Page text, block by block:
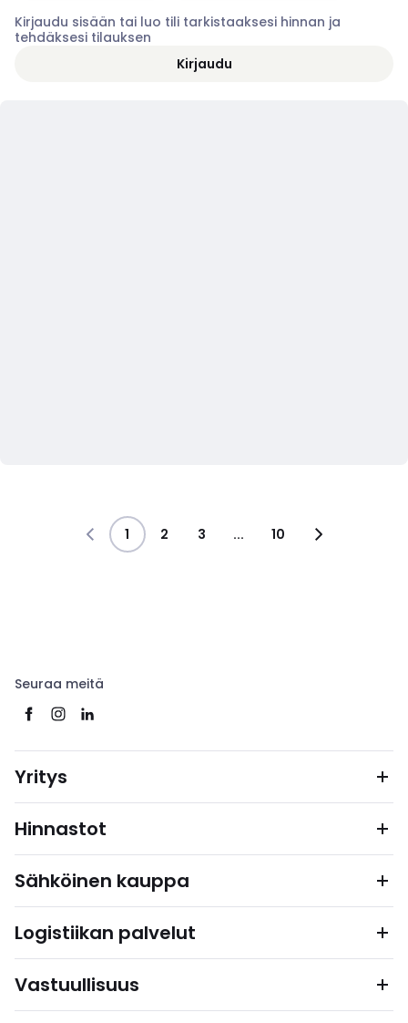
Kirjaudu sisään tai luo tili tarkistaaksesi hinnan ja
tehdäksesi tilauksen
Kirjaudu
1 2 3 ... 10
Seuraa meitä
Yritys
Hinnastot
Sähköinen kauppa
Logistiikan palvelut
Vastuullisuus